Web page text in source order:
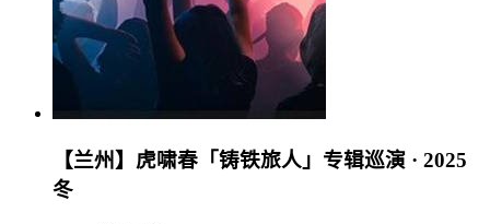
【兰州】虎啸春「铸铁旅人」专辑巡演 · 2025
冬